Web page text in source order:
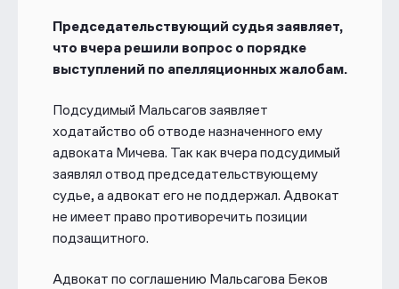
Председательствующий судья заявляет,
что вчера решили вопрос о порядке
выступлений по апелляционных жалобам.
Подсудимый Мальсагов заявляет
ходатайство об отводе назначенного ему
адвоката Мичева. Так как вчера подсудимый
заявлял отвод председательствующему
судье, а адвокат его не поддержал. Адвокат
не имеет право противоречить позиции
подзащитного.
Адвокат по соглашению Мальсагова Беков